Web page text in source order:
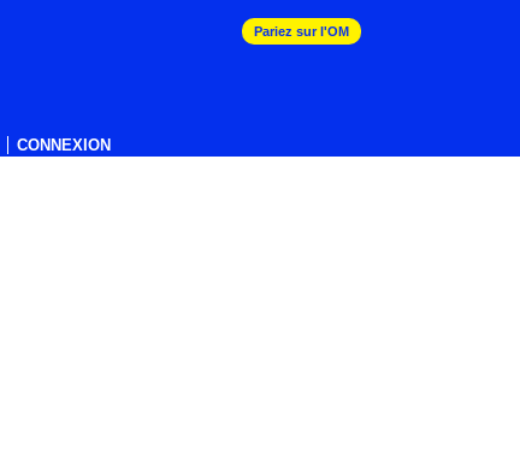
CONNEXION
Pariez sur l'OM